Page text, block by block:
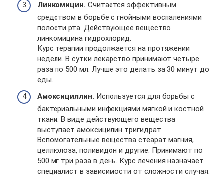
Линкомицин. Считается эффективным
средством в борьбе с гнойными воспалениями
полости рта. Действующее вещество
линкомицина гидрохлорид.
Курс терапии продолжается на протяжении
недели. В сутки лекарство принимают четыре
раза по 500 мл. Лучше это делать за 30 минут до
еды.
Амоксициллин. Используется для борьбы с
бактериальными инфекциями мягкой и костной
ткани. В виде действующего вещества
выступает амоксицилин тригидрат.
Вспомогательные вещества стеарат магния,
целлюлоза, поливидон и другие. Принимают по
500 мг три раза в день. Курс лечения назначает
специалист в зависимости от сложности случая.